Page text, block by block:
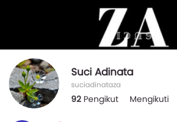
Suci Adinata
suciadinataza
92 Pengikut Mengikuti